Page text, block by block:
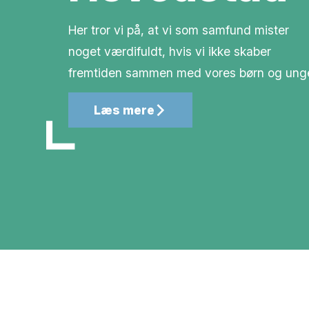
Her tror vi på, at vi som samfund mister
noget værdifuldt, hvis vi ikke skaber
fremtiden sammen med vores børn og
Læs mere